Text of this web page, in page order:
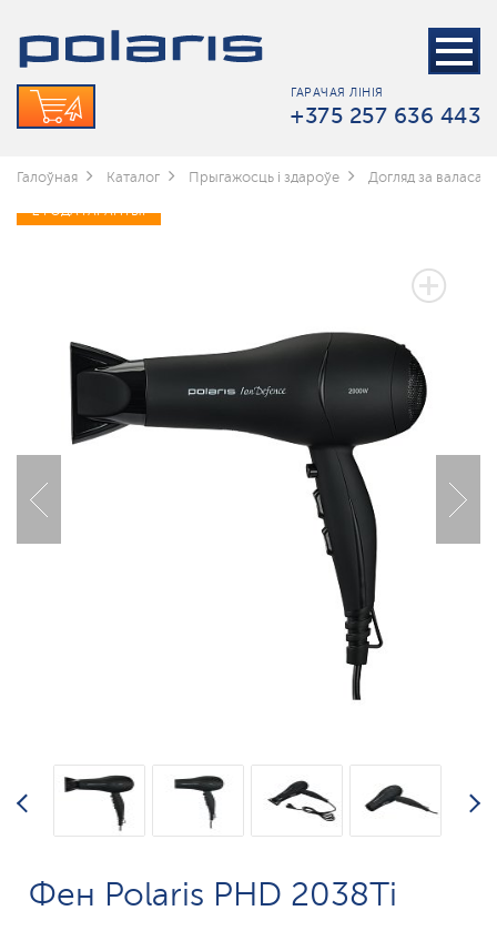
ГАРАЧАЯ ЛІНІЯ
+375 257 636 443
Галоўная Каталог Прыгажосць і здароўе Догляд за валасамі
2 ГОДА ГАРАНТЫІ
Фен Polaris PHD 2038Ti